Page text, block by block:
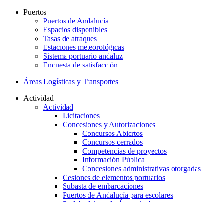
Puertos
Puertos de Andalucía
Espacios disponibles
Tasas de atraques
Estaciones meteorológicas
Sistema portuario andaluz
Encuesta de satisfacción
Áreas Logísticas y Transportes
Actividad
Actividad
Licitaciones
Concesiones y Autorizaciones
Concursos Abiertos
Concursos cerrados
Competencias de proyectos
Información Pública
Concesiones administrativas otorgadas
Cesiones de elementos portuarios
Subasta de embarcaciones
Puertos de Andalucía para escolares